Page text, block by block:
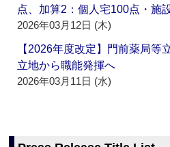
点、加算2：個人宅100点・施
2026年03月12日 (木)
【2026年度改定】門前薬局等
立地から職能発揮へ
2026年03月11日 (水)